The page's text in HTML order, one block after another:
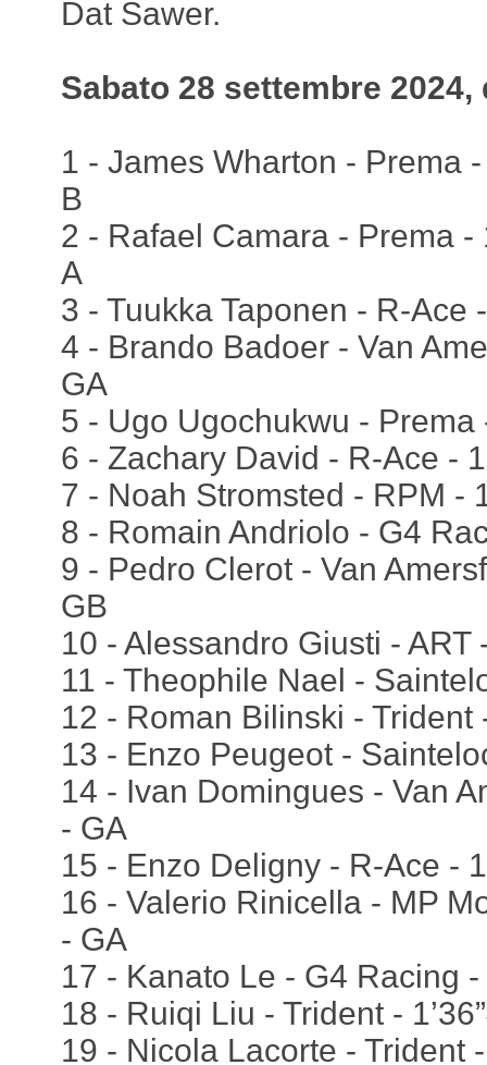
Dat Sawer.
Sabato 28 settembre 2024,
1 - James Wharton - Prema -
B
2 - Rafael Camara - Prema -
A
3 - Tuukka Taponen - R-Ace
4 - Brando Badoer - Van
GA
5 - Ugo Ugochukwu - Prema
6 - Zachary David - R-Ace -
7 - Noah Stromsted - RPM -
8 - Romain Andriolo - G4
9 - Pedro Clerot - Van
GB
10 - Alessandro Giusti - ART
11 - Theophile Nael -
12 - Roman Bilinski - Trident
13 - Enzo Peugeot -
14 - Ivan Domingues - Van
- GA
15 - Enzo Deligny - R-Ace -
16 - Valerio Rinicella - MP
- GA
17 - Kanato Le - G4 Racing -
18 - Ruiqi Liu - Trident -
19 - Nicola Lacorte - Trident -